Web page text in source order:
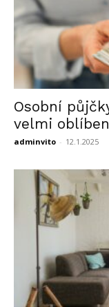
Osobní
velmi
adminvito - 12.1.2025